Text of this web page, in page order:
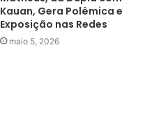
Kauan, Gera Polêmica e
Exposição nas Redes
maio 5, 2026